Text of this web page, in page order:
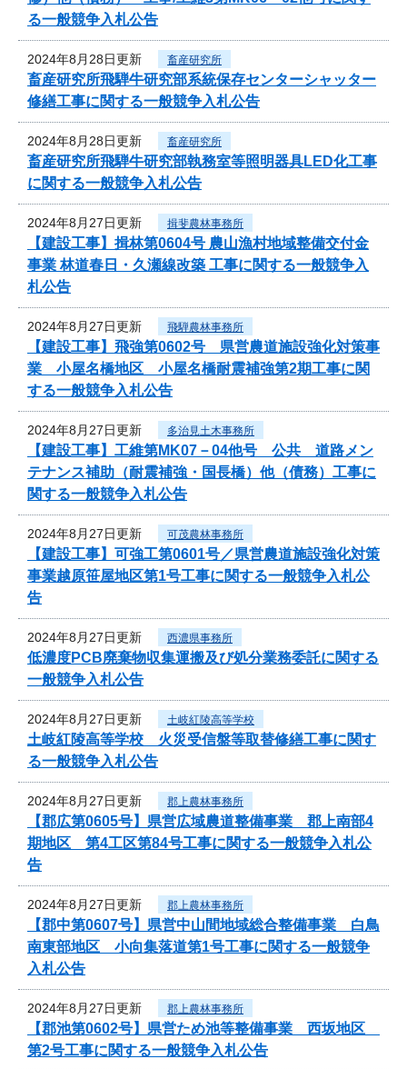
る一般競争入札公告
2024年8月28日更新 畜産研究所
畜産研究所飛騨牛研究部系統保存センターシャッター
修繕工事に関する一般競争入札公告
2024年8月28日更新 畜産研究所
畜産研究所飛騨牛研究部執務室等照明器具LED化工事
に関する一般競争入札公告
2024年8月27日更新 揖斐農林事務所
【建設工事】揖林第0604号 農山漁村地域整備交付金
事業 林道春日・久瀬線改築 工事に関する一般競争入
札公告
2024年8月27日更新 飛騨農林事務所
【建設工事】飛強第0602号 県営農道施設強化対策事
業 小屋名橋地区 小屋名橋耐震補強第2期工事に関
する一般競争入札公告
2024年8月27日更新 多治見土木事務所
【建設工事】工維第MK07－04他号 公共 道路メン
テナンス補助（耐震補強・国長橋）他（債務）工事に
関する一般競争入札公告
2024年8月27日更新 可茂農林事務所
【建設工事】可強工第0601号／県営農道施設強化対策
事業越原笹屋地区第1号工事に関する一般競争入札公
告
2024年8月27日更新 西濃県事務所
低濃度PCB廃棄物収集運搬及び処分業務委託に関する
一般競争入札公告
2024年8月27日更新 土岐紅陵高等学校
土岐紅陵高等学校 火災受信盤等取替修繕工事に関す
る一般競争入札公告
2024年8月27日更新 郡上農林事務所
【郡広第0605号】県営広域農道整備事業 郡上南部4
期地区 第4工区第84号工事に関する一般競争入札公
告
2024年8月27日更新 郡上農林事務所
【郡中第0607号】県営中山間地域総合整備事業 白鳥
南東部地区 小向集落道第1号工事に関する一般競争
入札公告
2024年8月27日更新 郡上農林事務所
【郡池第0602号】県営ため池等整備事業 西坂地区
第2号工事に関する一般競争入札公告